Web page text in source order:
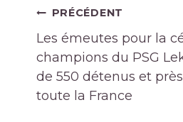
Navigation
de
l’article
PRÉCÉDENT
Les émeutes pour la
champions du PSG
de 550 détenus et
toute la France